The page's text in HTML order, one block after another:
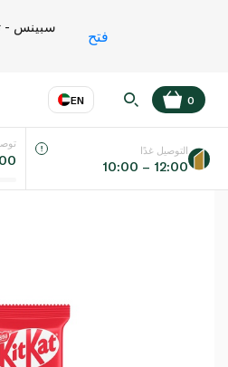
سبينس -
فتح
EN
اللغة عر
0
التوصيل غدًا
10:00 – 12:00